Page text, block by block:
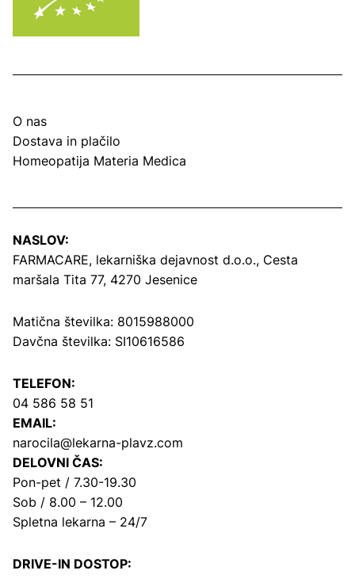
O nas
Dostava in plačilo
Homeopatija Materia Medica
NASLOV:
FARMACARE, lekarniška dejavnost d.o.o., Cesta
maršala Tita 77, 4270 Jesenice
Matična številka: 8015988000
Davčna številka: SI10616586
TELEFON:
04 586 58 51
EMAIL:
narocila@lekarna-plavz.com
DELOVNI ČAS:
Pon-pet / 7.30-19.30
Sob / 8.00 – 12.00
Spletna lekarna – 24/7
DRIVE-IN DOSTOP: